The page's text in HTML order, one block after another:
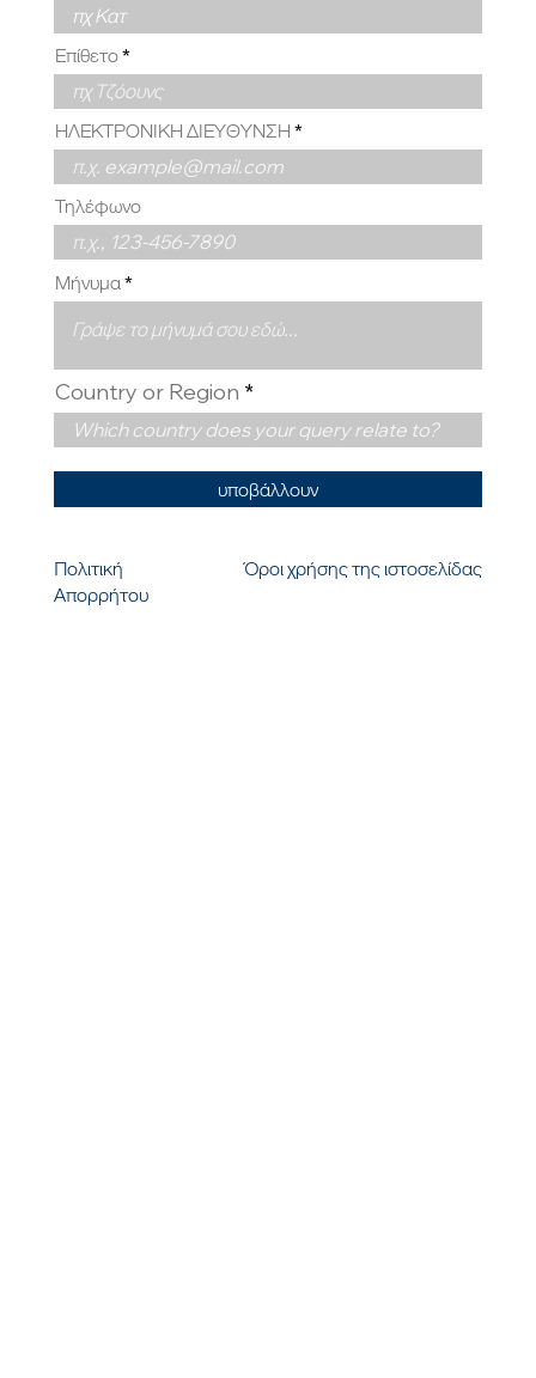
Πολιτική
Απορρήτου
Όροι χρήσης της ιστοσελίδας
Επίθετο
ΗΛΕΚΤΡΟΝΙΚΗ ΔΙΕΥΘΥΝΣΗ
Τηλέφωνο
Μήνυμα
υποβάλλουν
Country or Region